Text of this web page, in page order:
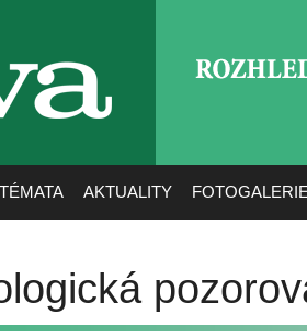
TÉMATA AKTUALITY